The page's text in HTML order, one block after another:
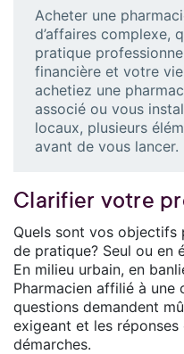
Acheter une
d’affaires complexe,
pratique
financière et votre
achetiez une
associé ou vous
locaux, plusieurs
avant de vous lancer.
Clarifier votre
Quels sont vos objectifs
de pratique? Seul ou en
En milieu urbain, en
Pharmacien affilié à une
questions demandent
exigeant et les
démarches.